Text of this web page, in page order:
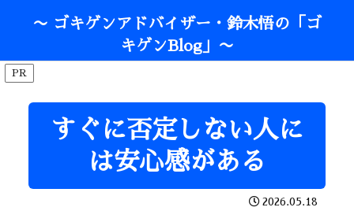
〜 ゴキゲンアドバイザー・鈴木悟の「ゴ
キゲンBlog」〜
PR
すぐに否定しない人に
は安心感がある
2026.05.18